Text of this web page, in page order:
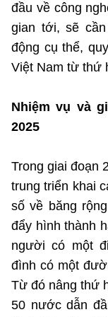
đầu về công
gian tới, sẽ
động cụ thể,
Việt Nam từ thứ
Nhiệm vụ và
2025
Trong giai đoạn
trung triển khai
số về băng
đẩy hình thành
người có một
đình có một
Từ đó nâng thứ
50 nước dẫn